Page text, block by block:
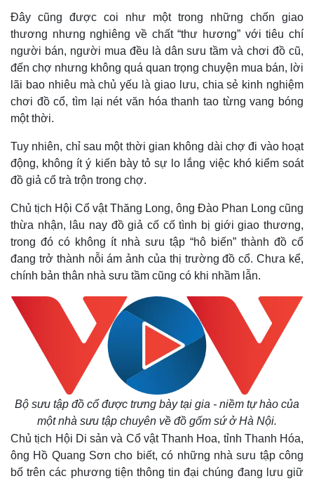
Thế giới
Quan sát
Cuộc sống đó đây
Video
Ảnh
E-Magazine
Infographic
Đây cũng được coi như một trong những chốn giao
thương nhưng nghiêng về chất “thư hương” với tiêu chí
người bán, người mua đều là dân sưu tầm và chơi đồ cũ,
đến chợ nhưng không quá quan trọng chuyện mua bán, lời
lãi bao nhiêu mà chủ yếu là giao lưu, chia sẻ kinh nghiệm
chơi đồ cổ, tìm lại nét văn hóa thanh tao từng vang bóng
một thời.
Tuy nhiên, chỉ sau một thời gian không dài chợ đi vào hoạt
động, không ít ý kiến bày tỏ sự lo lắng việc khó kiểm soát
đồ giả cổ trà trộn trong chợ.
Chủ tịch Hội Cổ vật Thăng Long, ông Đào Phan Long cũng
thừa nhận, lâu nay đồ giả cố cố tình bị giới giao thương,
trong đó có không ít nhà sưu tập “hô biến” thành đồ cổ
đang trở thành nỗi ám ảnh của thị trường đồ cổ. Chưa kể,
chính bản thân nhà sưu tầm cũng có khi nhầm lẫn.
Bộ sưu tập đồ cổ được trưng bày tại gia - niềm tự hào của
một nhà sưu tập chuyên về đồ gốm sứ ở Hà Nội.
Chủ tịch Hội Di sản và Cổ vật Thanh Hoa, tỉnh Thanh Hóa,
ông Hồ Quang Sơn cho biết, có những nhà sưu tập công
bố trên các phương tiện thông tin đại chúng đang lưu giữ
tập đồ
cổ
được
trưng
bày tại
niềm
tự hào
của
một
sưu
tập
chuyên
về đồ
gốm
sứ ở